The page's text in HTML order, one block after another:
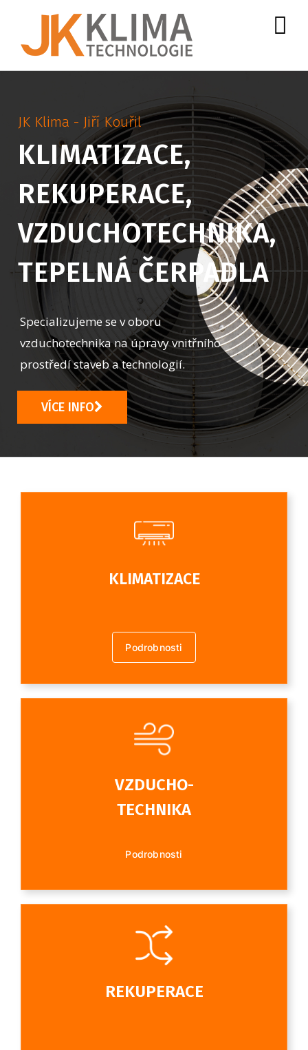
content
JK Klima - Jiří Kouřil
Specializujeme se v oboru
vzduchotechnika na úpravy vnitřního
prostředí staveb a technologií.
KLIMATIZACE,
REKUPERACE,
VZDUCHOTECHNIKA,
TEPELNÁ ČERPADLA
VÍCE INFO
KLIMATIZACE
Podrobnosti
VZDUCHO-
TECHNIKA
Podrobnosti
REKUPERACE